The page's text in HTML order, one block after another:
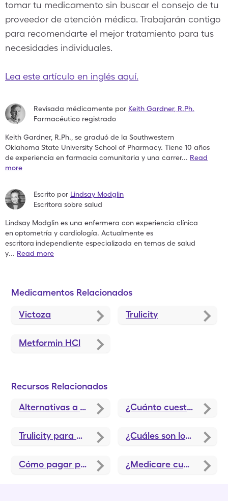
tomar tu medicamento sin buscar el consejo de tu
proveedor de atención médica. Trabajarán contigo
para recomendarte el mejor tratamiento para tus
necesidades individuales.
Lea este artículo en inglés aquí.
Revisada médicamente por Keith Gardner, R.Ph.
Farmacéutico registrado
Keith Gardner, R.Ph., se graduó de la Southwestern
Oklahoma State University School of Pharmacy. Tiene 10 años
deexperiencia en farmacia comunitaria y una carrer... Read
more
Escrito por Lindsay Modglin
Escritora sobre salud
Lindsay Modglin es una enfermera con experiencia clínica
enoptometría y cardiología. Actualmente es
escritora independiente especializada en temas de salud
y... Read more
Medicamentos Relacionados
Victoza Trulicity
Metformin HCl
Recursos Relacionados
Alternativas a Tresiba: ¿Qué puedo tomar en lugar de Tresiba?
¿Cuánto cuesta Ozempic sin seguro?
Trulicity para bajar de peso. ¿Funciona? ¿Cuáles son los niveles normales de azúcar en la sangre?
Cómo pagar por la insulina con Medicare ¿Medicare cubre los suministros para las personas diabéticas?